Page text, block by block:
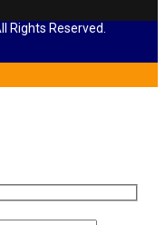
Rights Reserved.